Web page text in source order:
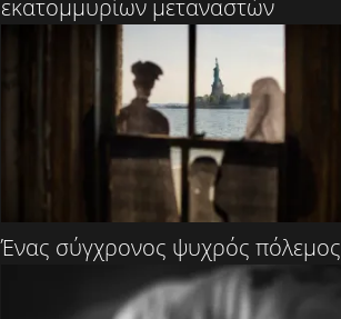
εκατομμυρίων μεταναστών
Ένας σύγχρονος ψυχρός πόλεμος